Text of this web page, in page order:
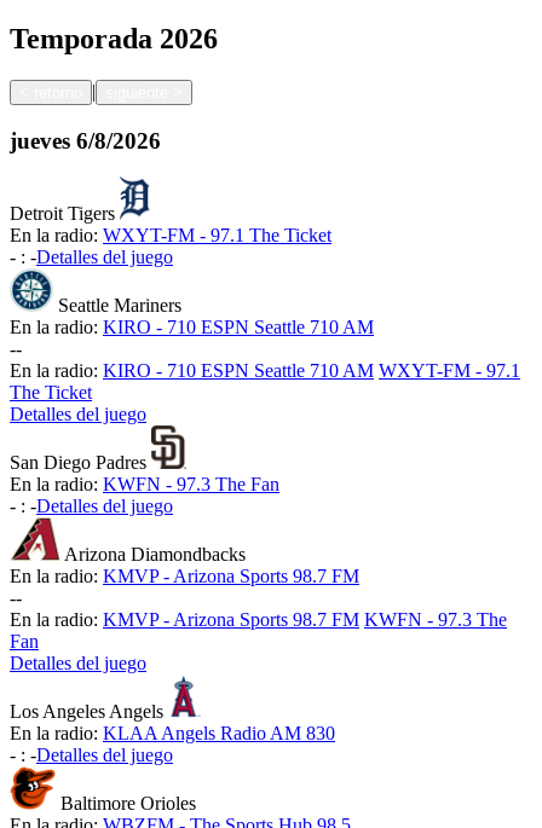
Temporada 2026
|
jueves 6/8/2026
Detroit Tigers
En la radio: WXYT-FM - 97.1 The Ticket
- : -Detalles del juego
Seattle Mariners
En la radio: KIRO - 710 ESPN Seattle 710 AM
--
En la radio: KIRO - 710 ESPN Seattle 710 AM WXYT-FM - 97.1
The Ticket
Detalles del juego
San Diego Padres
En la radio: KWFN - 97.3 The Fan
- : -Detalles del juego
Arizona Diamondbacks
En la radio: KMVP - Arizona Sports 98.7 FM
--
En la radio: KMVP - Arizona Sports 98.7 FM KWFN - 97.3 The
Fan
Detalles del juego
Los Angeles Angels
En la radio: KLAA Angels Radio AM 830
- : -Detalles del juego
Baltimore Orioles